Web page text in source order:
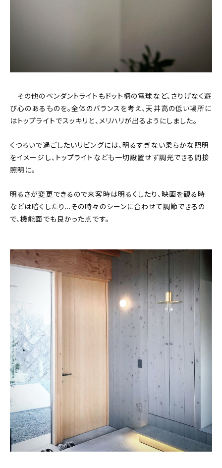
その他のペンダントライトもドット柄の電球など、さりげなく遊
び心のあるものを。全体のバランスを考え、天井高の低い場所に
はトップライトでスッキリと、メリハリが出るようにしました。
くつろいで過ごしたいリビングには、明るすぎない柔らかな照明
をイメージし、トップライトなども一切設置せず調光できる間接
照明に。
明るさが変更できるので来客時は明るくしたり、映画を観る時
などは暗くしたり…その時々のシーンに合わせて調節できるの
で、機能面でも良かった点です。